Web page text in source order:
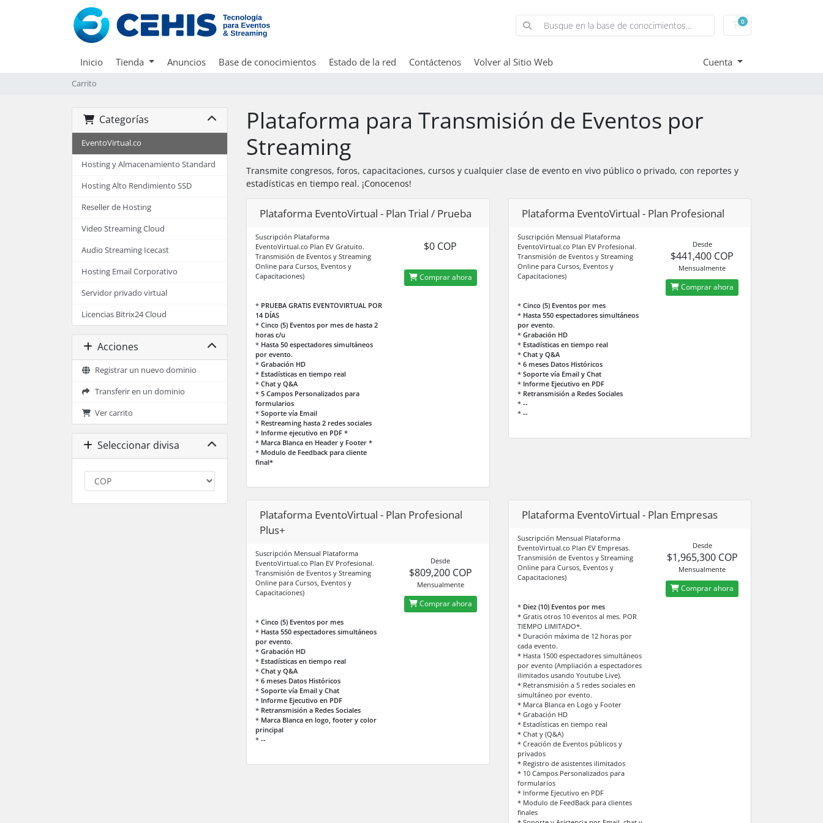
0Carrito
Inicio Tienda Anuncios Base de conocimientos Estado de la red Contáctenos Volver al Sitio Web Cuenta
Carrito
Categorías
EventoVirtual.co
Hosting y Almacenamiento Standard
Hosting Alto Rendimiento SSD
Reseller de Hosting
Video Streaming Cloud
Audio Streaming Icecast
Hosting Email Corporativo
Servidor privado virtual
Licencias Bitrix24 Cloud
Acciones
Registrar un nuevo dominio
Transferir en un dominio
Ver carrito
Seleccionar divisa
Plataforma para Transmisión de Eventos por
Streaming
Transmite congresos, foros, capacitaciones, cursos y cualquier clase de evento en vivo público o privado, con reportes y
estadísticas en tiempo real. ¡Conocenos!
Plataforma EventoVirtual - Plan Trial / Prueba
Suscripción Plataforma
EventoVirtual.co Plan EV Gratuito.
Transmisión de Eventos y Streaming
Online para Cursos, Eventos y
Capacitaciones)
* PRUEBA GRATIS EVENTOVIRTUAL POR
14 DÍAS
* Cinco (5) Eventos por mes de hasta 2
horas c/u
* Hasta 50 espectadores simultáneos
por evento.
* Grabación HD
* Estadísticas en tiempo real
* Chat y Q&A
* 5 Campos Personalizados para
formularios
* Soporte vía Email
* Restreaming hasta 2 redes sociales
* Informe ejecutivo en PDF *
* Marca Blanca en Header y Footer *
* Modulo de Feedback para cliente
final*
$0 COP
Comprar ahora
Plataforma EventoVirtual - Plan Profesional
Suscripción Mensual Plataforma
EventoVirtual.co Plan EV Profesional.
Transmisión de Eventos y Streaming
Online para Cursos, Eventos y
Capacitaciones)
* Cinco (5) Eventos por mes
* Hasta 550 espectadores simultáneos
por evento.
* Grabación HD
* Estadísticas en tiempo real
* Chat y Q&A
* 6 meses Datos Históricos
* Soporte vía Email y Chat
* Informe Ejecutivo en PDF
* Retransmisión a Redes Sociales
* --
* --
Desde
$441,400 COP
Mensualmente
Comprar ahora
Plataforma EventoVirtual - Plan Profesional
Plus+
Suscripción Mensual Plataforma
EventoVirtual.co Plan EV Profesional.
Transmisión de Eventos y Streaming
Online para Cursos, Eventos y
Capacitaciones)
* Cinco (5) Eventos por mes
* Hasta 550 espectadores simultáneos
por evento.
* Grabación HD
* Estadísticas en tiempo real
* Chat y Q&A
* 6 meses Datos Históricos
* Soporte vía Email y Chat
* Informe Ejecutivo en PDF
* Retransmisión a Redes Sociales
* Marca Blanca en logo, footer y color
principal
* --
Desde
$809,200 COP
Mensualmente
Comprar ahora
Plataforma EventoVirtual - Plan Empresas
Suscripción Mensual Plataforma
EventoVirtual.co Plan EV Empresas.
Transmisión de Eventos y Streaming
Online para Cursos, Eventos y
Capacitaciones)
* Diez (10) Eventos por mes
* Gratis otros 10 eventos al mes. POR
TIEMPO LIMITADO*.
* Duración máxima de 12 horas por
cada evento.
* Hasta 1500 espectadores simultáneos
por evento (Ampliación a espectadores
ilimitados usando Youtube Live).
* Retransmisión a 5 redes sociales en
simultáneo por evento.
* Marca Blanca en Logo y Footer
* Grabación HD
* Estadísticas en tiempo real
* Chat y (Q&A)
* Creación de Eventos públicos y
privados
* Registro de asistentes ilimitados
* 10 Campos Personalizados para
formularios
* Informe Ejecutivo en PDF
* Modulo de FeedBack para clientes
finales
Desde
$1,965,300 COP
Mensualmente
Comprar ahora